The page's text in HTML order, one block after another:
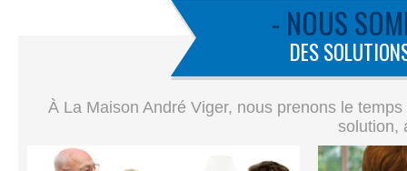
- NOUS
DES
À La Maison André Viger, nous prenons le
solution,